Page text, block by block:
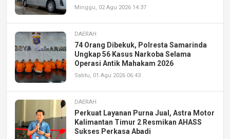
Minggu, 02 Agu 2026 14:37
DAERAH
74 Orang Dibekuk, Polresta Samarinda
Ungkap 56 Kasus Narkoba Selama
Operasi Antik Mahakam 2026
Sabtu, 01 Agu 2026 06:43
DAERAH
Perkuat Layanan Purna Jual, Astra Motor
Kalimantan Timur 2 Resmikan AHASS
Sukses Perkasa Abadi